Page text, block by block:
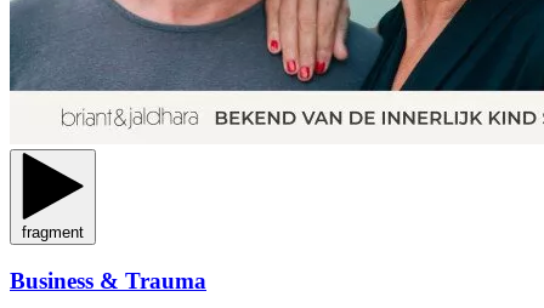
fragment
Business & Trauma